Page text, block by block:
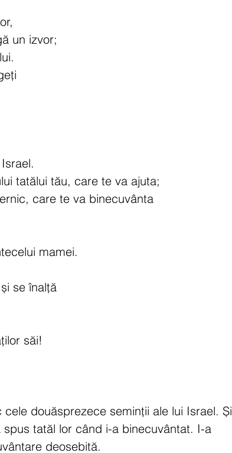
un izvor;
tatălui tău, care te va ajuta;
care te va binecuvânta
mamei.
se înalță
săi!
douăsprezece seminții ale lui Israel. Și
tatăl lor când i-a binecuvântat. I-a
deosebită.